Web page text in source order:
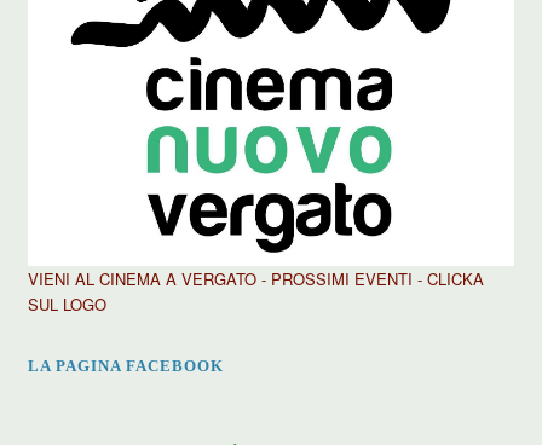
VIENI AL CINEMA A VERGATO - PROSSIMI EVENTI - CLICKA
SUL LOGO
LA PAGINA FACEBOOK